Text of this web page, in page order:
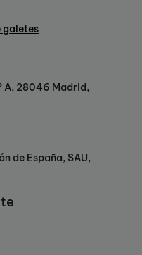
galetes
A, 28046 Madrid,
de España, SAU,